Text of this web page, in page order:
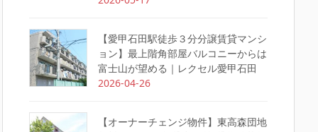
【愛甲石田駅徒歩３分分譲賃貸マンシ
ョン】最上階角部屋バルコニーからは
富士山が望める｜レクセル愛甲石田
2026-04-26
【オーナーチェンジ物件】東高森団地